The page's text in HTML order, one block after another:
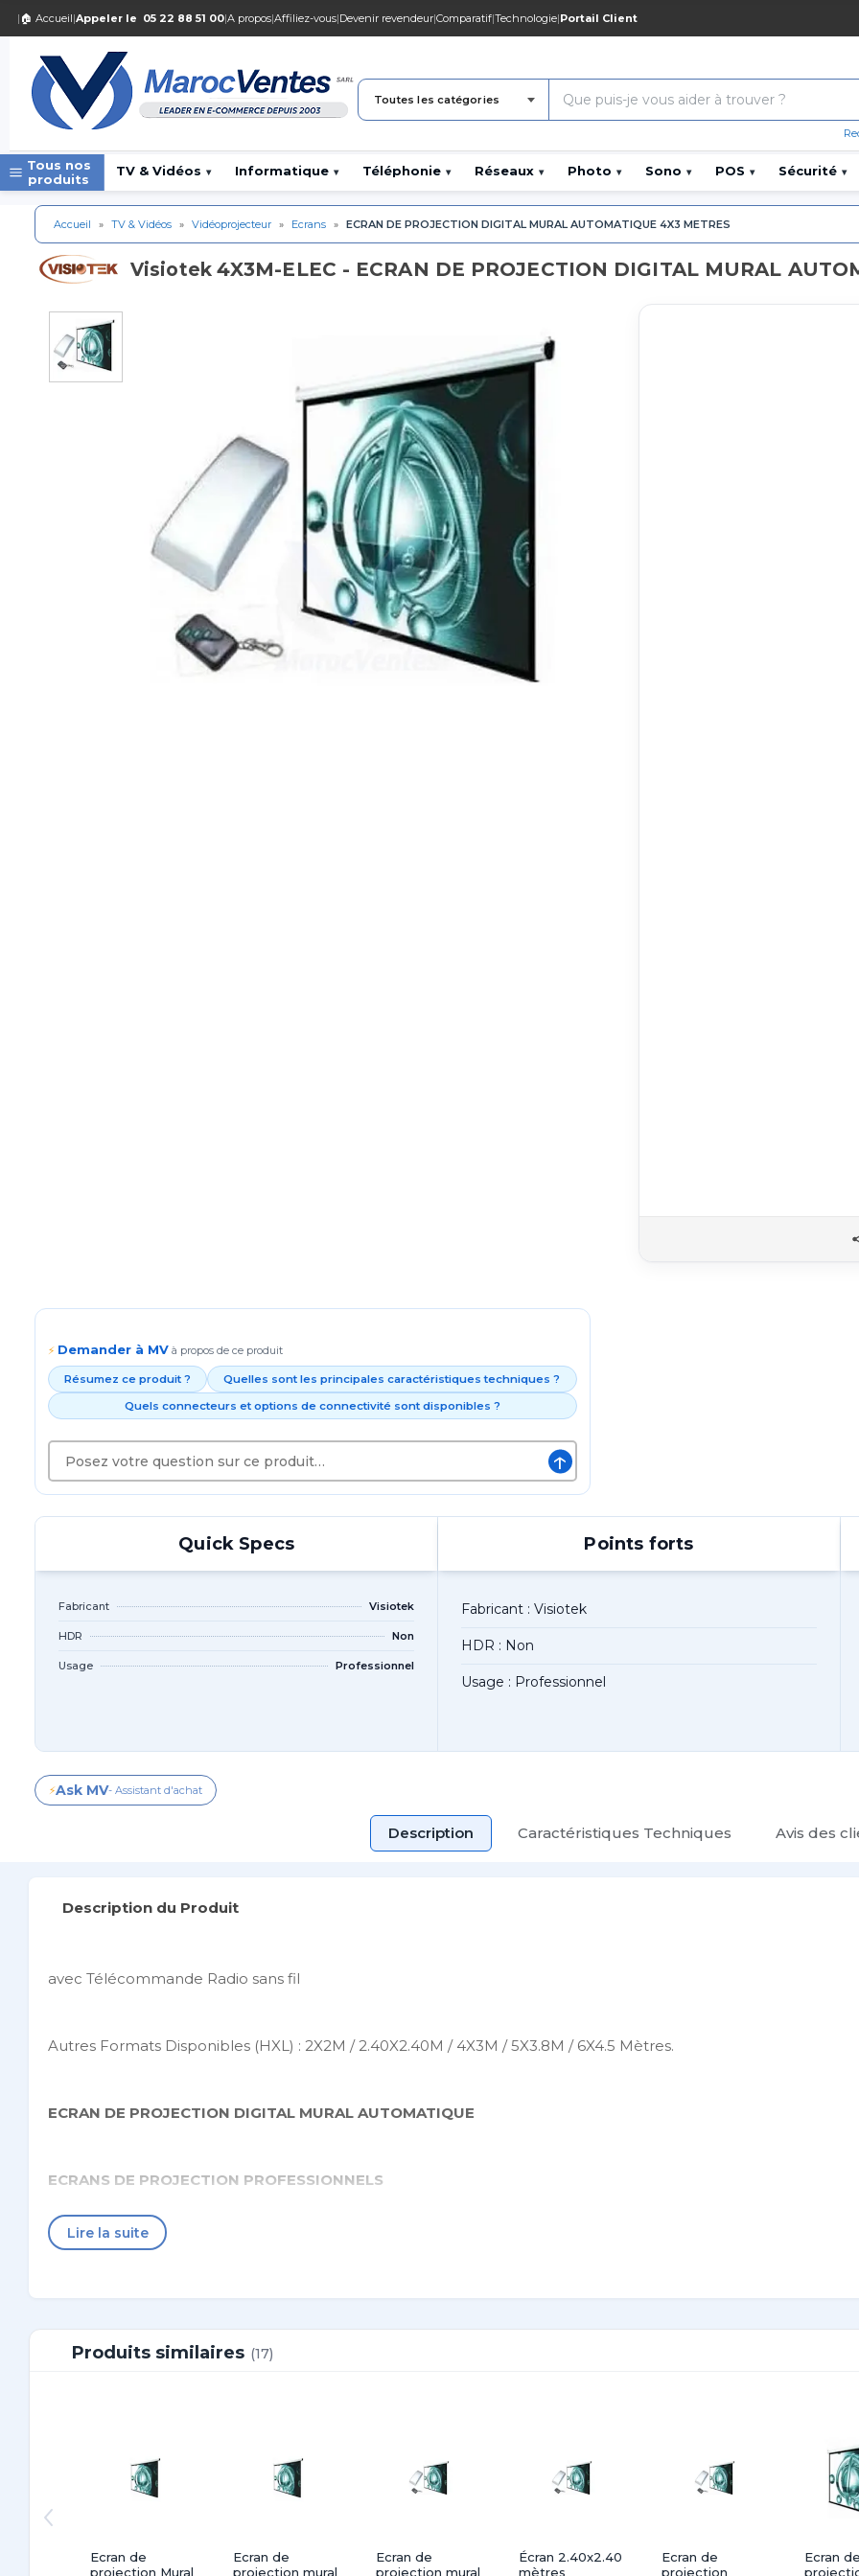
| 🏠 Accueil|Appeler le 05 22 88 51 00|A propos|Affiliez-vous|Devenir revendeur|Comparatif|Technologie|Portail Client
Toutes les catégories
Tous nos
produits
TV & Vidéos ▾ Informatique ▾ Téléphonie ▾ Réseaux ▾ Photo ▾ Sono ▾ POS ▾ Sécurité ▾
Accueil » TV & Vidéos » Vidéoprojecteur » Ecrans » ECRAN DE PROJECTION DIGITAL MURAL AUTOMATIQUE 4X3 METRES
Visiotek 4X3M-ELEC - ECRAN DE PROJECTION DIGITAL MURAL
⚡ Demander à MV à propos de ce produit
Résumez ce produit ?
Quelles sont les principales caractéristiques techniques ?
Quels connecteurs et options de connectivité sont disponibles ?
↑
Quick Specs
Fabricant Visiotek
HDR Non
Usage Professionnel
Points forts
Fabricant : Visiotek
HDR : Non
Usage : Professionnel
⚡Ask MV- Assistant d'achat
Description Caractéristiques Techniques Avis des
Description du Produit
avec Télécommande Radio sans fil
Autres Formats Disponibles (HXL) : 2X2M / 2.40X2.40M / 4X3M / 5X3.8M / 6X4.5 Mètres.
ECRAN DE PROJECTION DIGITAL MURAL AUTOMATIQUE
ECRANS DE PROJECTION PROFESSIONNELS
avec Télécommande Radio sans fil dimension
Lire la suite
Produits similaires (17)
Ecran de
projection Mural
Ecran de
projection mural
Ecran de
projection mural
Écran 2.40x2.40
mètres
Ecran de
projection
Ecran de